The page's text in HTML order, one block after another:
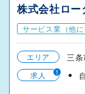
株式会社ロ
サービス業（他
エリア 三
求人 1